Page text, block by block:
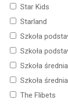
Star Kids
Starland
Szkoła
Szkoła
Szkoła
Szkoła
The Flibets